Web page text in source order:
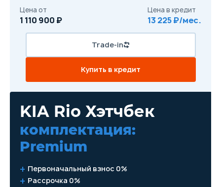
KIA Rio Хэтчбек
комплектация:
Premium
Первоначальный взнос 0%
Рассрочка 0%
Цена от
1 110 900 ₽
Цена в кредит
13 225 ₽/мес.
Trade-in
Купить в кредит